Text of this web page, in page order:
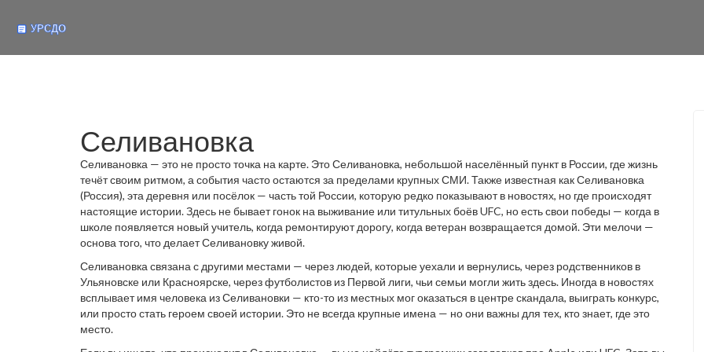
Селивановка
Селивановка — это не просто точка на карте. ЭтоСеливановка, небольшой населённый пункт в России, где жизнь
течёт своим ритмом, а события часто остаются за пределами крупных СМИ. Также известная какСеливановка
(Россия), эта деревня или посёлок — часть той России, которую редко показывают в новостях, но где происходят
настоящие истории.Здесь не бывает гонок на выживание или титульных боёв UFC, но есть свои победы — когда в
школе появляется новый учитель, когда ремонтируют дорогу, когда ветеран возвращается домой. Эти мелочи —
основа того, что делает Селивановку живой.
Селивановка связана с другими местами — через людей, которые уехали и вернулись, через родственников в
Ульяновске или Красноярске, через футболистов из Первой лиги, чьи семьи могли жить здесь. Иногда в новостях
всплывает имя человека из Селивановки — кто-то из местных мог оказаться в центре скандала, выиграть конкурс,
или просто стать героем своей истории. Это не всегда крупные имена — но они важны для тех, кто знает, где это
место.